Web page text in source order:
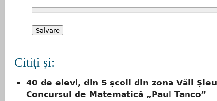
Citiţi şi:
40 de elevi, din 5 școli din zona Văii
Concursul de Matematică „Paul Tanco”